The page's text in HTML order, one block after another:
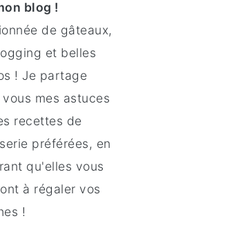
blog !
de gâteaux,
et belles
! Je partage
mes astuces
recettes de
préférées, en
qu'elles vous
à régaler vos
!